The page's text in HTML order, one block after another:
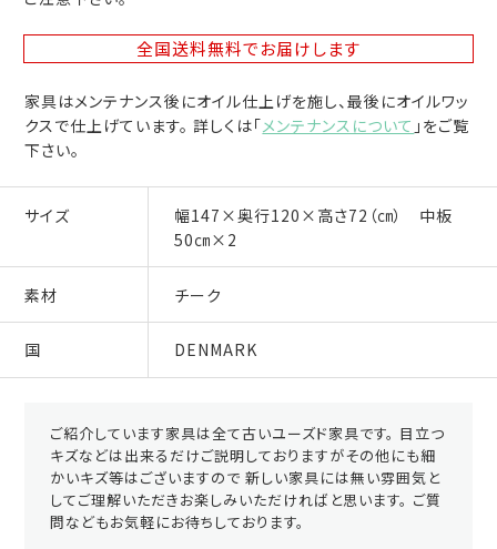
全国送料無料でお届けします
家具はメンテナンス後にオイル仕上げを施し、最後にオイルワッ
クスで仕上げています。 詳しくは「メンテナンスについて 」をご覧
下さい。
サイズ
幅147×奥行120×高さ72（㎝） 中板
50㎝×2
素材 チーク
国 DENMARK
ご紹介しています家具は全て古いユーズド家具です。 目立つ
キズなどは出来るだけご説明しておりますがその他にも細
かいキズ等はございますので 新しい家具には無い雰囲気と
してご理解いただきお楽しみいただければと思います。 ご質
問などもお気軽にお待ちしております。